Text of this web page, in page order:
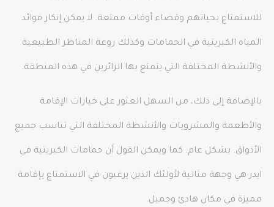
للاستمتاع بحياتهم وقضاء أوقات ممتعة. لا يمكن إنكار فوائد
المياه الكبريتية في الحمامات وكذلك روعة المناظر الطبيعية
والأنشطة المختلفة التي يتمتع بها الزائرين في هذه المنطقة.
بالإضافة إلى ذلك، من السهل العثور على خيارات الإقامة
والأطعمة والمشروبات والأنشطة المختلفة التي تناسب جميع
الأذواق. بشكل عام. كما ويمكن القول أن حمامات الكبريتية في
ايدر هي وجهة مثالية لأولئك الذين يرغبون في الاستمتاع بإقامة
مميزة في مكان هادئ وجميل.